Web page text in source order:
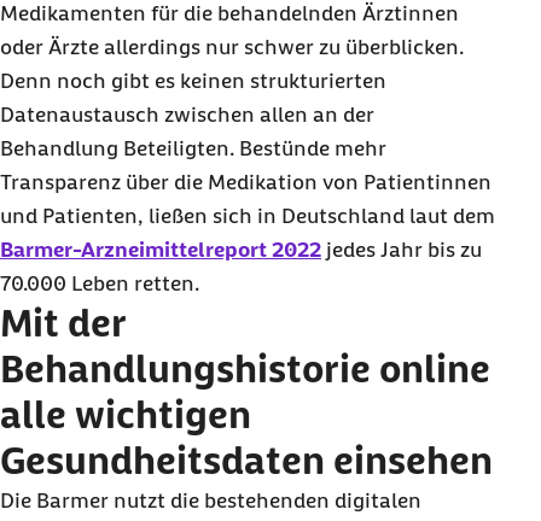
Medikamenten für die behandelnden Ärztinnen
oder Ärzte allerdings nur schwer zu überblicken.
Denn noch gibt es keinen strukturierten
Datenaustausch zwischen allen an der
Behandlung Beteiligten. Bestünde mehr
Transparenz über die Medikation von Patientinnen
und Patienten, ließen sich in Deutschland laut dem
Barmer-Arzneimittelreport 2022 jedes Jahr bis zu
70.000 Leben retten.
Mit der
Behandlungshistorie online
alle wichtigen
Gesundheitsdaten einsehen
Die Barmer nutzt die bestehenden digitalen